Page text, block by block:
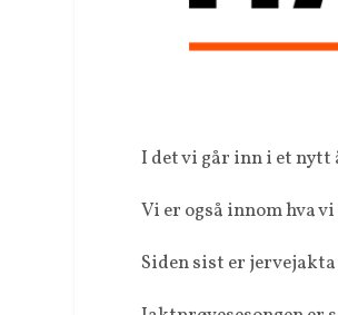
I det vi går inn i et nytt
Vi er også innom hva
Siden sist er